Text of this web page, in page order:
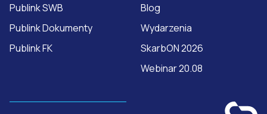
Publink SWB
Publink Dokumenty
Publink FK
Blog
Wydarzenia
SkarbON 2026
Webinar 20.08